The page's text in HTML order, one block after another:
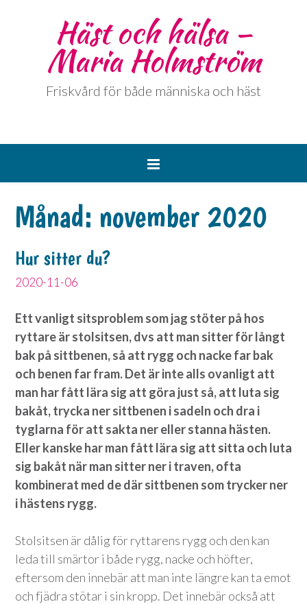
Häst och hälsa –
Maria Holmström
Friskvård för både människa och häst
Månad: november 2020
Hur sitter du?
2020-11-06
Ett vanligt sitsproblem som jag stöter på hos
ryttare är stolsitsen, dvs att man sitter för långt
bak på sittbenen, så att rygg och nacke far bak
och benen far fram. Det är inte alls ovanligt att
man har fått lära sig att göra just så, att luta sig
bakåt, trycka ner sittbenen i sadeln och dra i
tyglarna för att sakta ner eller stanna hästen.
Eller kanske har man fått lära sig att sitta och luta
sig bakåt när man sitter ner i traven, ofta
kombinerat med de där sittbenen som trycker ner
i hästens rygg.
Stolsitsen är dålig för ryttarens rygg och den kan
leda till smärtor i både rygg, nacke och höfter,
eftersom den innebär att man inte längre kan ta emot
och fjädra stötar i sin kropp. Det innebär också att